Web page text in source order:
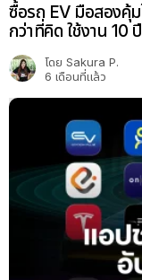
ซื้อรถ EV มือสองคุ้
กว่าที่คิด ใช้งาน 10
โดย Sakura P.
6 เดือนที่แล้ว